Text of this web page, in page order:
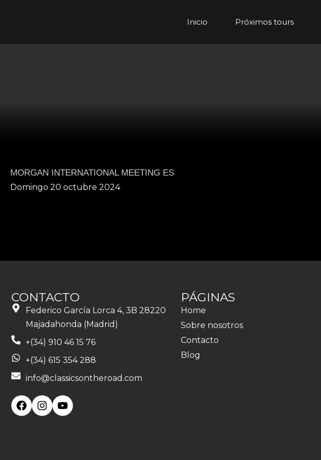
Inicio Próximos tours
MORGAN INTERNATIONAL MEETING ES
Domingo 20 octubre 2024
CONTACTO
Federico García Lorca 4, 3B 28220
Majadahonda (Madrid)
+(34) 910 46 15 76
+(34) 615 354 288
info@classicsontheroad.com
PÁGINAS
Home
Sobre nosotros
Contacto
Blog